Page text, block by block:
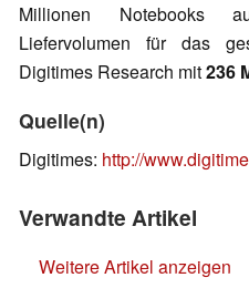
Millionen Notebooks
Liefervolumen für das
Digitimes Research mit236
Quelle(n)
Digitimes: http://
Verwandte Artikel
Weitere Artikel anzeigen